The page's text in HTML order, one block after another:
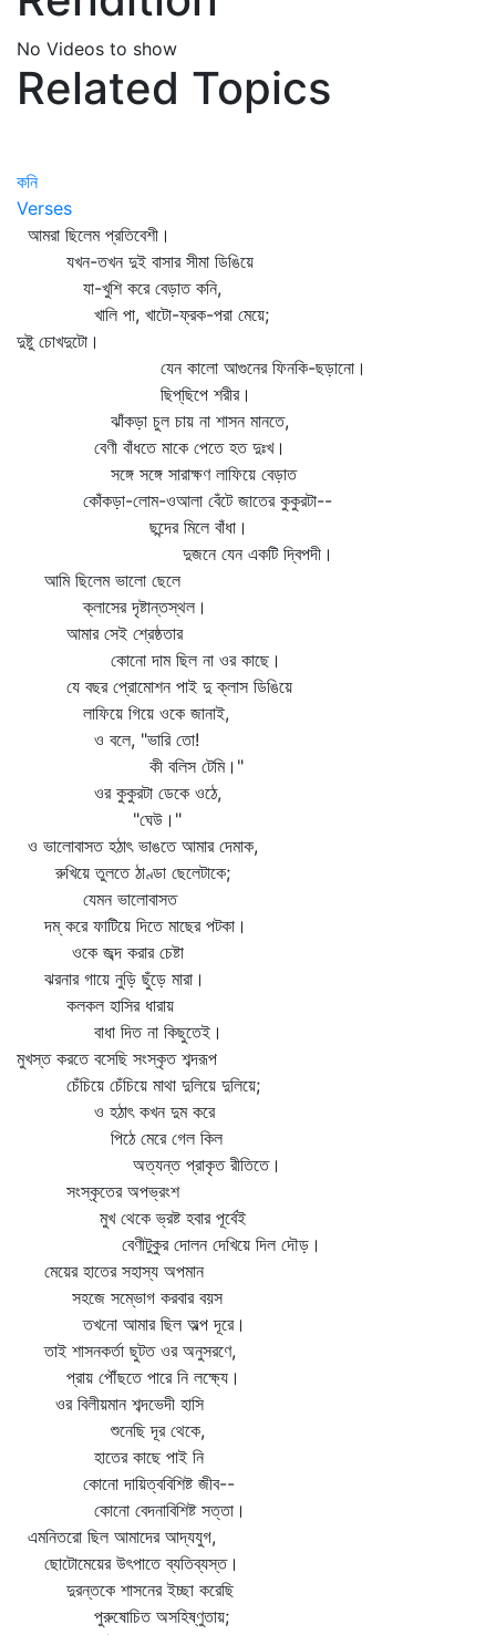
No Videos to show
Related Topics
কনি
Verses
আমরা ছিলেম প্রতিবেশী।
যখন-তখন দুই বাসার সীমা ডিঙিয়ে
যা-খুশি করে বেড়াত কনি,
খালি পা, খাটো-ফ্রক-পরা মেয়ে;
দুষ্টু চোখদুটো।
যেন কালো আগুনের ফিনকি-ছড়ানো।
ছিপ্‌ছিপে শরীর।
ঝাঁকড়া চুল চায় না শাসন মানতে,
বেণী বাঁধতে মাকে পেতে হত দুঃখ।
সঙ্গে সঙ্গে সারাক্ষণ লাফিয়ে বেড়াত
কোঁকড়া-লোম-ওআলা বেঁটে জাতের কুকুরটা--
ছন্দের মিলে বাঁধা।
দুজনে যেন একটি দ্বিপদী।
আমি ছিলেম ভালো ছেলে
ক্লাসের দৃষ্টান্তস্থল।
আমার সেই শ্রেষ্ঠতার
কোনো দাম ছিল না ওর কাছে।
যে বছর প্রোমোশন পাই দু ক্লাস ডিঙিয়ে
লাফিয়ে গিয়ে ওকে জানাই,
ও বলে, "ভারি তো!
কী বলিস টেমি।"
ওর কুকুরটা ডেকে ওঠে,
"ঘেউ।"
ও ভালোবাসত হঠাৎ ভাঙতে আমার দেমাক,
রুখিয়ে তুলতে ঠাণ্ডা ছেলেটাকে;
যেমন ভালোবাসত
দম্‌ করে ফাটিয়ে দিতে মাছের পটকা।
ওকে জব্দ করার চেষ্টা
ঝরনার গায়ে নুড়ি ছুঁড়ে মারা।
কলকল হাসির ধারায়
বাধা দিত না কিছুতেই।
মুখস্ত করতে বসেছি সংস্কৃত শব্দরূপ
চেঁচিয়ে চেঁচিয়ে মাথা দুলিয়ে দুলিয়ে;
ও হঠাৎ কখন দুম করে
পিঠে মেরে গেল কিল
অত্যন্ত প্রাকৃত রীতিতে।
সংস্কৃতের অপভ্রংশ
মুখ থেকে ভ্রষ্ট হবার পূর্বেই
বেণীটুকুর দোলন দেখিয়ে দিল দৌড়।
মেয়ের হাতের সহাস্য অপমান
সহজে সম্ভোগ করবার বয়স
তখনো আমার ছিল অল্প দূরে।
তাই শাসনকর্তা ছুটত ওর অনুসরণে,
প্রায় পৌঁছতে পারে নি লক্ষ্যে।
ওর বিলীয়মান শব্দভেদী হাসি
শুনেছি দূর থেকে,
হাতের কাছে পাই নি
কোনো দায়িত্ববিশিষ্ট জীব--
কোনো বেদনাবিশিষ্ট সত্তা।
এমনিতরো ছিল আমাদের আদ্যযুগ,
ছোটোমেয়ের উৎপাতে ব্যতিব্যস্ত।
দুরন্তকে শাসনের ইচ্ছা করেছি
পুরুষোচিত অসহিষ্ণুতায়;